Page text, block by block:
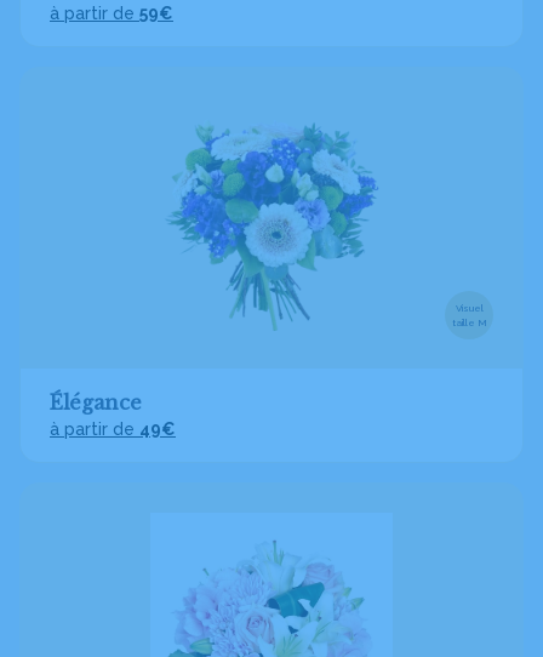
à partir de 59€
Visuel
taille M
Élégance
à partir de 49€